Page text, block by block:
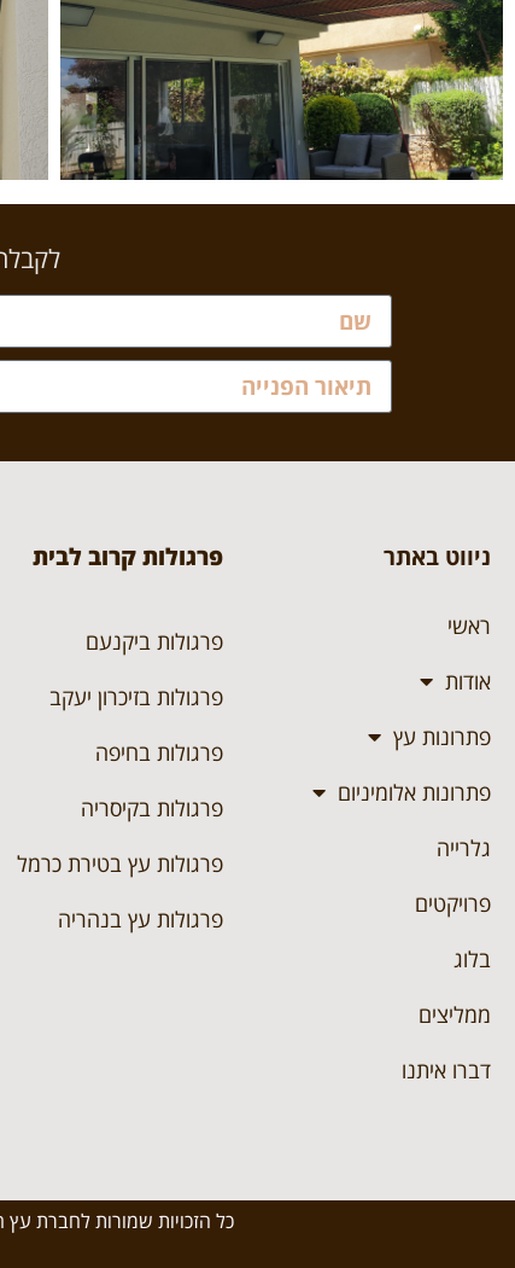
ניווט באתר
ראשי
אודות
פתרונות עץ
פתרונות אלומיניום
גלרייה
פרויקטים
בלוג
ממליצים
דברו איתנו
פרגולות קרוב לבית
פרגולות ביקנעם
פרגולות בזיכרון יעקב
פרגולות בחיפה
פרגולות בקיסריה
פרגולות עץ בטירת כרמל
פרגולות עץ בנהריה
כל הזכויות שמורות לחברת עץ